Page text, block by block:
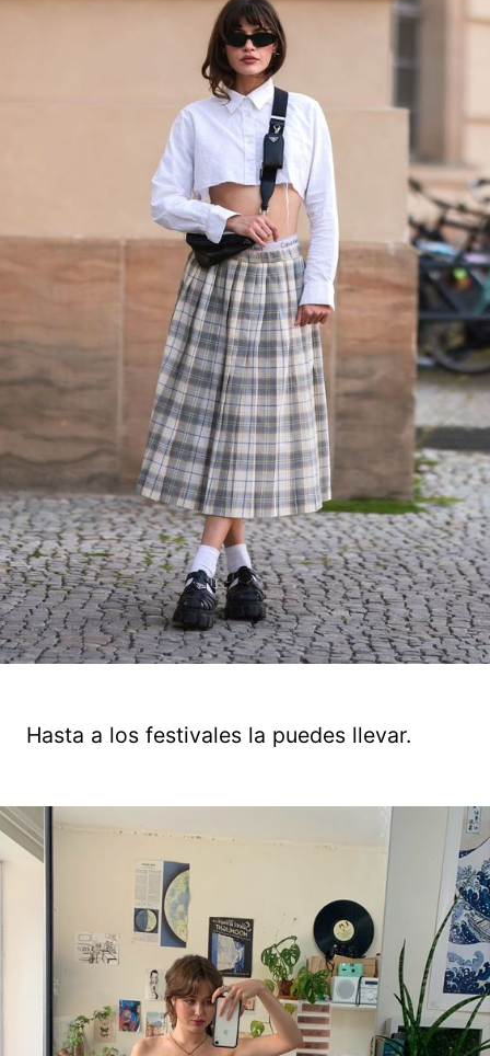
Hasta a los festivales la puedes llevar.